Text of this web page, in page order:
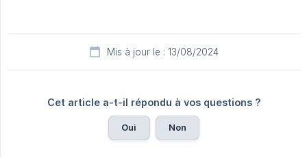
Mis à jour le : 13/08/2024
Cet article a-t-il répondu à vos questions ?
Oui Non